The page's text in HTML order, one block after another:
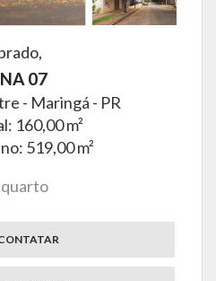
07
- Maringá - PR
160,00 m²
519,00 m²
quarto